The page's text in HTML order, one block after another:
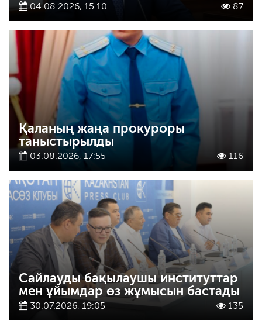
04.08.2026, 15:10 87
Қаланың жаңа прокуроры
таныстырылды
03.08.2026, 17:55 116
Сайлауды бақылаушы институттар
мен ұйымдар өз жұмысын бастады
30.07.2026, 19:05 135